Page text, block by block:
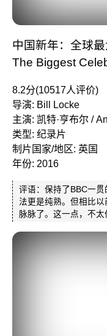
中国新年：全球
The Biggest
8.2分(10517人评价)
导演: Bill Locke
主演: 凯特·亨布尔 /
类型: 纪录片
制片国家/地区: 英国
年份: 2016
评语：保持了BBC一
法更是纯熟。但相比
脉脉了。这一点，不太